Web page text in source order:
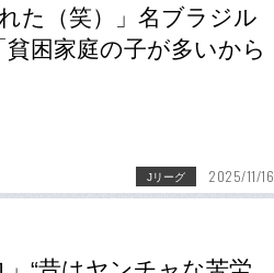
た（笑）」名ブラジル
困家庭の子が多いから
Jリーグ 2025/11/16